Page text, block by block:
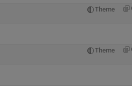
Theme
Theme